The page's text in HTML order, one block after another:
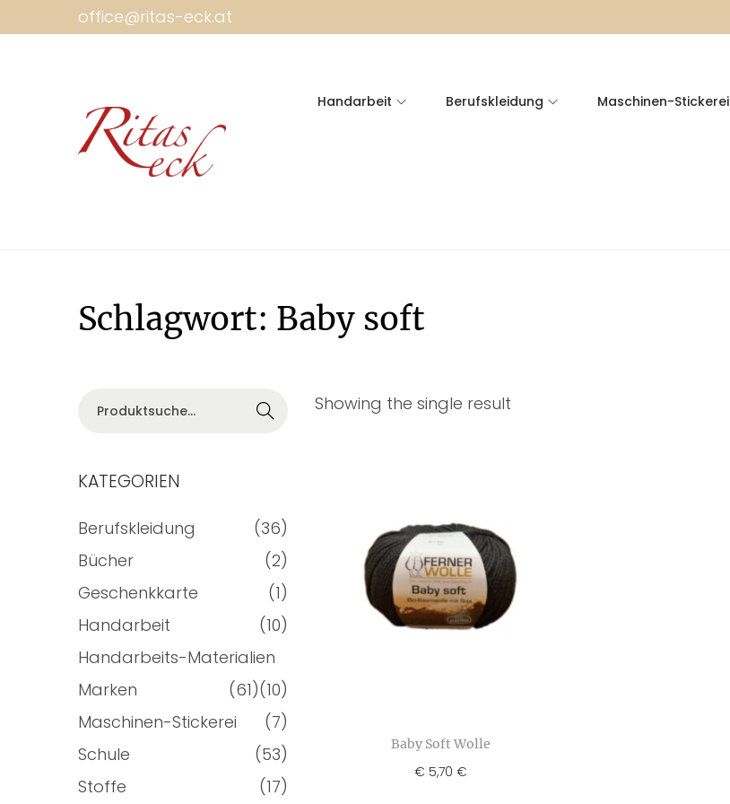
office@ritas-eck.at
Handarbeit Berufskleidung Maschinen-Stickerei
Schlagwort: Baby soft
Showing the single result
Baby Soft Wolle
€ 5,70 €
Searc
KATEGORIEN
Berufskleidung
(36)
Bücher
(2)
Geschenkkarte
(1)
Handarbeit
(10)
Handarbeits-Materialien
(10)
Marken
(61)
Maschinen-Stickerei
(7)
Schule
(53)
Stoffe
(17)